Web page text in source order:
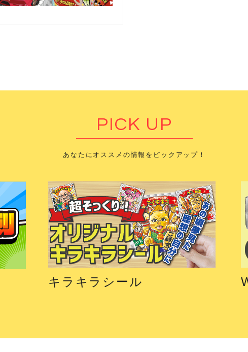
PICK UP
あなたにオススメの情報をピックアップ！
キラキラシール